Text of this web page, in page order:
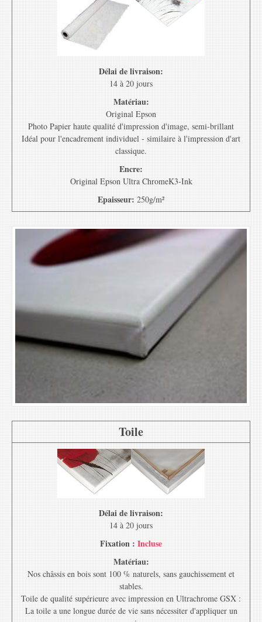
Délai de livraison:
14 à 20 jours
Matériau:
Original Epson
Photo Papier haute qualité d'impression d'image, semi-brillant
Idéal pour l'encadrement individuel - similaire à l'impression d'art
classique.
Encre:
Original Epson Ultra ChromeK3-Ink
Epaisseur: 250g/m²
Toile
Délai de livraison:
14 à 20 jours
Fixation : Incluse
Matériau:
Nos châssis en bois sont 100 % naturels, sans gauchissement et
stables.
Toile de qualité supérieure avec impression en Ultrachrome GSX :
La toile a une longue durée de vie sans nécessiter d'appliquer un